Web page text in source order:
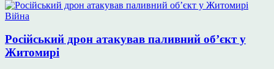
Опублікувати
Війна
Російський дрон атакував паливний об’єкт у
Житомирі